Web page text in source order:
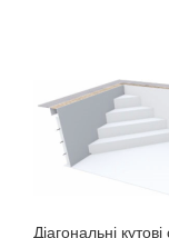
Діагональні